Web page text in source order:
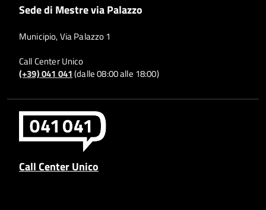
Sede di Mestre via Palazzo
Municipio, Via Palazzo 1
Call Center Unico
(+39) 041 041(dalle 08:00 alle 18:00)
Call Center Unico